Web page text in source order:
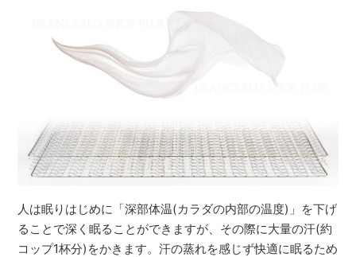
人は眠りはじめに「深部体温(カラダの内部の温度)」を下げ
ることで深く眠ることができますが、その際に大量の汗(約
コップ1杯分)をかきます。汗の蒸れを感じず快適に眠るため